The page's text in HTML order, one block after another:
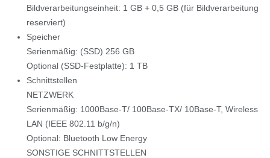
Bildverarbeitungseinheit: 1 GB + 0,5 GB (für Bildverarbeitung
reserviert)
Speicher
Serienmäßig: (SSD) 256 GB
Optional (SSD-Festplatte): 1 TB
Schnittstellen
NETZWERK
Serienmäßig: 1000Base-T/ 100Base-TX/ 10Base-T, Wireless
LAN (IEEE 802.11 b/g/n)
Optional: Bluetooth Low Energy
SONSTIGE SCHNITTSTELLEN